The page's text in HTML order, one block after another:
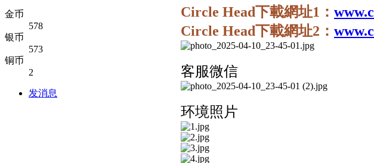
金币
578
银币
573
铜币
2
发消息
Circle Head下載網址1：
Circle Head下載網址2：
客服微信
环境照片